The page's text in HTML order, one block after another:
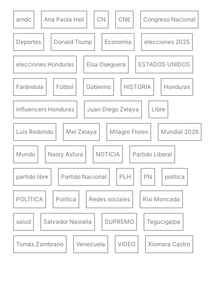
amdc Ana Paola Hall CN CNE Congreso Nacional
Deportes Donald Trump Economía elecciones 2025
elecciones Honduras Elsa Oseguera ESTADOS UNIDOS
Farándula Fútbol Gobierno HISTORIA Honduras
influencers Honduras Juan Diego Zelaya Libre
Luis Redondo Mel Zelaya Milagro Flores Mundial 2026
Mundo Nasry Asfura NOTICIA Partido Liberal
partido libre Partido Nacional PLH PN politica
POLÍTICA Política Redes sociales Rixi Moncada
salud Salvador Nasralla SUPREMO Tegucigalpa
Tomás Zambrano Venezuela VIDEO Xiomara Castro